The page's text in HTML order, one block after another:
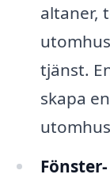
altaner,
tjänst.
skapa